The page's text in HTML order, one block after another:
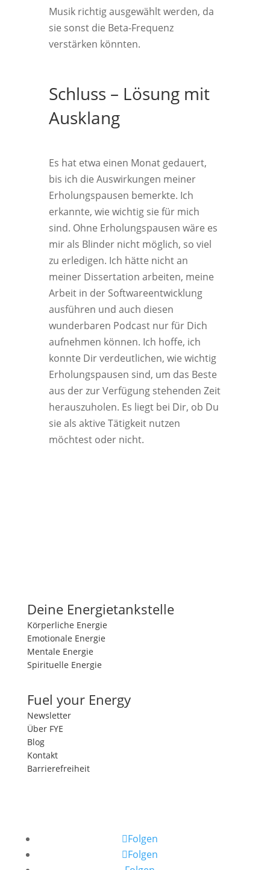
Musik richtig ausgewählt werden, da
sie sonst die Beta-Frequenz
verstärken könnten.
Schluss – Lösung mit
Ausklang
Es hat etwa einen Monat gedauert,
bis ich die Auswirkungen meiner
Erholungspausen bemerkte. Ich
erkannte, wie wichtig sie für mich
sind. Ohne Erholungspausen wäre es
mir als Blinder nicht möglich, so viel
zu erledigen. Ich hätte nicht an
meiner Dissertation arbeiten, meine
Arbeit in der Softwareentwicklung
ausführen und auch diesen
wunderbaren Podcast nur für Dich
aufnehmen können. Ich hoffe, ich
konnte Dir verdeutlichen, wie wichtig
Erholungspausen sind, um das Beste
aus der zur Verfügung stehenden Zeit
herauszuholen. Es liegt bei Dir, ob Du
sie als aktive Tätigkeit nutzen
möchtest oder nicht.
Deine Energietankstelle
Körperliche Energie
Emotionale Energie
Mentale Energie
Spirituelle Energie
Fuel your Energy
Newsletter
Über FYE
Blog
Kontakt
Barrierefreiheit
Folgen
Folgen